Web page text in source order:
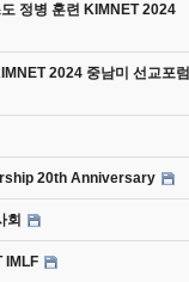
정병 훈련 KIMNET 2024
2024 중남미 선교포럼
20th Anniversary
회
IMLF